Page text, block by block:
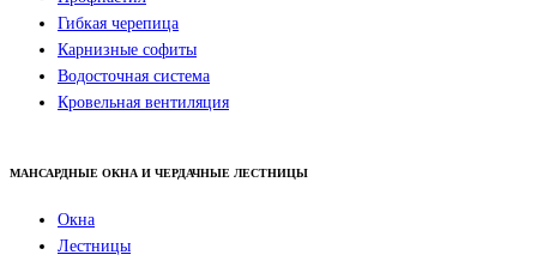
Гибкая черепица
Карнизные софиты
Водосточная система
Кровельная вентиляция
МАНСАРДНЫЕ ОКНА И ЧЕРДАЧНЫЕ ЛЕСТНИЦЫ
Окна
Лестницы